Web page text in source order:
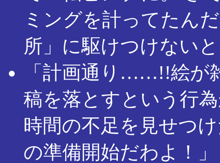
ミングを計ってたん
所」に駆けつけない
「計画通り……!!絵が
稿を落とすという行
時間の不足を見せつ
の準備開始だわよ！」